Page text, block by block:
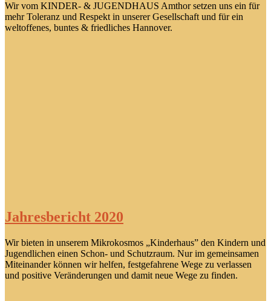
Wir vom KINDER- & JUGENDHAUS Amthor setzen uns ein für
mehr Toleranz und Respekt in unserer Gesellschaft und für ein
weltoffenes, buntes & friedliches Hannover.
Jahresbericht 2020
Wir bieten in unserem Mikrokosmos „Kinderhaus” den Kindern und
Jugendlichen einen Schon- und Schutzraum. Nur im gemeinsamen
Miteinander können wir helfen, festgefahrene Wege zu verlassen
und positive Veränderungen und damit neue Wege zu finden.